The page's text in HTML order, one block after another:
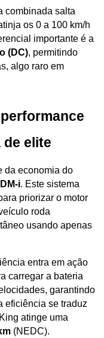
combinada salta
os 0 a 100 km/h
importante é a
(DC), permitindo
algo raro em
de elite
da economia do
i. Este sistema
priorizar o motor
roda
usando apenas
entra em ação
carregar a bateria
garantindo
eficiência se traduz
atinge uma
(NEDC).